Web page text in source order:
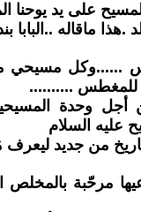
على يد يوحنا
ماقاله ..البابا
......وكل مسيحي
للمغطس ..........
وحدة
عليه السلام
من جديد
مرحّبة